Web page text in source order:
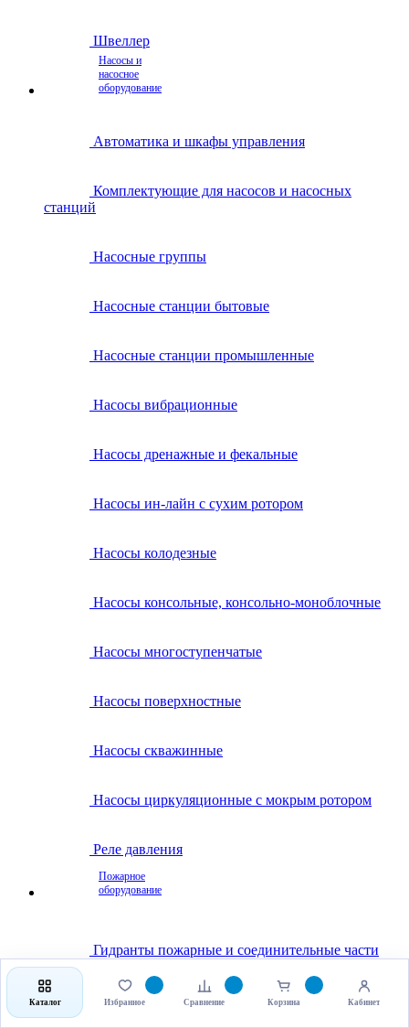
Швеллер
Насосы и
насосное
оборудование
Автоматика и шкафы управления
Комплектующие для насосов и насосных
станций
Насосные группы
Насосные станции бытовые
Насосные станции промышленные
Насосы вибрационные
Насосы дренажные и фекальные
Насосы ин-лайн с сухим ротором
Насосы колодезные
Насосы консольные, консольно-моноблочные
Насосы многоступенчатые
Насосы поверхностные
Насосы скважинные
Насосы циркуляционные с мокрым ротором
Реле давления
Пожарное
оборудование
Гидранты пожарные и соединительные части
Клапаны пожарные
Каталог Избранное Сравнение Корзина Кабинет